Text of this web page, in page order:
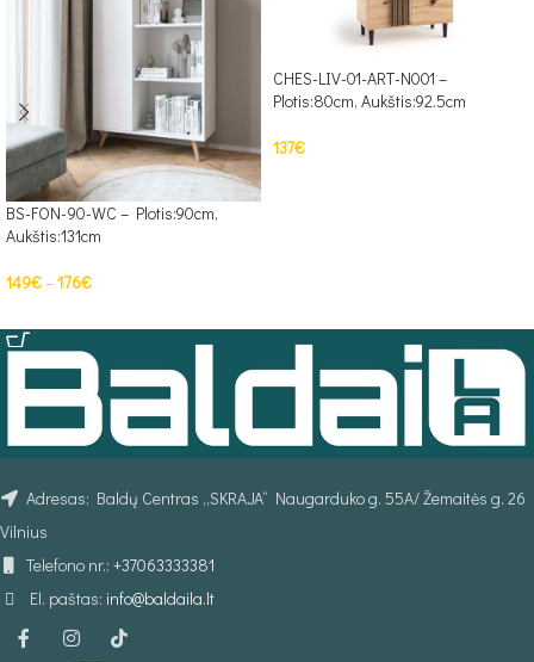
BS-FON-90-WC – Plotis:90cm,
Aukštis:131cm
149€–176€
CHES-LIV-01-ART-N001 –
Plotis:80cm, Aukštis:92.5cm
137€
Adresas: Baldų Centras „SKRAJA“ Naugarduko g. 55A/ Žemaitės g. 26
Vilnius
Telefono nr.: +37063333381
El. paštas: info@baldaila.lt